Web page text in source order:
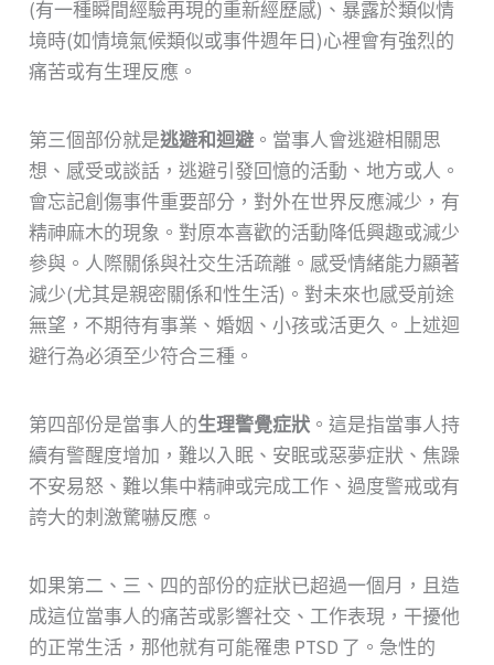
(有一種瞬間經驗再現的重新經歷感)、暴露於類似情
境時(如情境氣候類似或事件週年日)心裡會有強烈的
痛苦或有生理反應。
第三個部份就是逃避和迴避。當事人會逃避相關思
想、感受或談話，逃避引發回憶的活動、地方或人。
會忘記創傷事件重要部分，對外在世界反應減少，有
精神麻木的現象。對原本喜歡的活動降低興趣或減少
參與。人際關係與社交生活疏離。感受情緒能力顯著
減少(尤其是親密關係和性生活)。對未來也感受前途
無望，不期待有事業、婚姻、小孩或活更久。上述迴
避行為必須至少符合三種。
第四部份是當事人的生理警覺症狀。這是指當事人持
續有警醒度增加，難以入眠、安眠或惡夢症狀、焦躁
不安易怒、難以集中精神或完成工作、過度警戒或有
誇大的刺激驚嚇反應。
如果第二、三、四的部份的症狀已超過一個月，且造
成這位當事人的痛苦或影響社交、工作表現，干擾他
的正常生活，那他就有可能罹患 PTSD 了。急性的